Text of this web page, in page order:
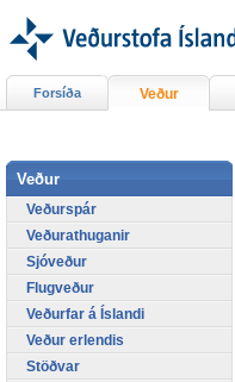
Forsíða Veður
Veður
Veðurspár
Veðurathuganir
Sjóveður
Flugveður
Veðurfar á Íslandi
Veður erlendis
Stöðvar